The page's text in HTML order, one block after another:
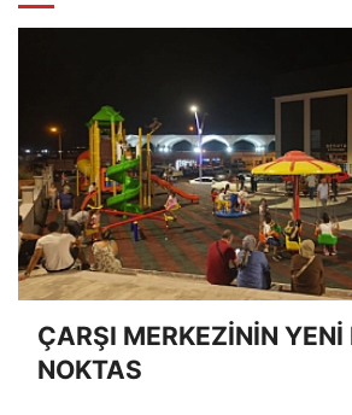
ÇARŞI MERKEZİNİN
NOKTAS